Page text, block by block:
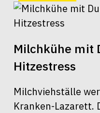
Milchkühe mit
Hitzestress
Milchviehställe
Kranken-Lazarett.